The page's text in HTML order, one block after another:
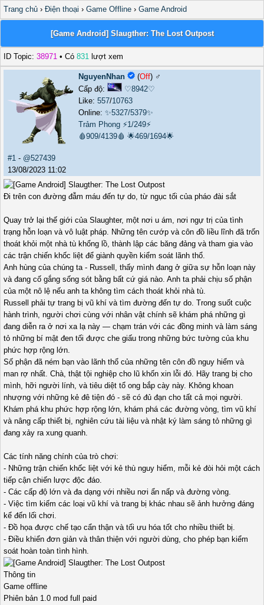
Trang chủ › Điện thoại › Game Offline › Game Android
[Game Android] Slaugther: The Lost Outpost
ID Topic: 38971 • Có 831 lượt xem
NguyenNhan (Off) ♂️
Cấp độ:
♡8942♡
Like:557/10763
Online:✨5327/5379✨
Trảm Phong ⚡1/249⚡
🩸909/4139🩸 🌟469/1694🌟
#1 - @527439
13/08/2023 11:02
Đi trên con đường đẫm máu đến tự do, từ ngục tối của pháo đài sắt
Quay trở lại thế giới của Slaughter, một nơi u ám, nơi ngự trị của tình
trạng hỗn loạn và vô luật pháp. Những tên cướp và côn đồ liều lĩnh đã trốn
thoát khỏi một nhà tù khổng lồ, thành lập các băng đảng và tham gia vào
các trận chiến khốc liệt để giành quyền kiểm soát lãnh thổ.
Anh hùng của chúng ta - Russell, thấy mình đang ở giữa sự hỗn loạn này
và đang cố gắng sống sót bằng bất cứ giá nào. Anh ta phải chịu số phận
của một nô lệ nếu anh ta không tìm cách thoát khỏi nhà tù.
Russell phải tự trang bị vũ khí và tìm đường đến tự do. Trong suốt cuộc
hành trình, người chơi cùng với nhân vật chính sẽ khám phá những gì
đang diễn ra ở nơi xa lạ này — chạm trán với các đồng minh và làm sáng
tỏ những bí mật đen tối được che giấu trong những bức tường của khu
phức hợp rộng lớn.
Số phận đã ném bạn vào lãnh thổ của những tên côn đồ nguy hiểm và
man rợ nhất. Chà, thật tội nghiệp cho lũ khốn xin lỗi đó. Hãy trang bị cho
mình, hỡi người lính, và tiêu diệt tổ ong bắp cày này. Không khoan
nhượng với những kẻ đê tiện đó - sẽ có đủ đạn cho tất cả mọi người.
Khám phá khu phức hợp rộng lớn, khám phá các đường vòng, tìm vũ khí
và nâng cấp thiết bị, nghiên cứu tài liệu và nhật ký làm sáng tỏ những gì
đang xảy ra xung quanh.
Các tính năng chính của trò chơi:
- Những trận chiến khốc liệt với kẻ thù nguy hiểm, mỗi kẻ đòi hỏi một cách
tiếp cận chiến lược độc đáo.
- Các cấp độ lớn và đa dạng với nhiều nơi ẩn nấp và đường vòng.
- Việc tìm kiếm các loại vũ khí và trang bị khác nhau sẽ ảnh hưởng đáng
kể đến lối chơi.
- Đồ họa được chế tạo cẩn thận và tối ưu hóa tốt cho nhiều thiết bị.
- Điều khiển đơn giản và thân thiện với người dùng, cho phép bạn kiểm
soát hoàn toàn tình hình.
Thông tin
Game offline
Phiên bản 1.0 mod full paid